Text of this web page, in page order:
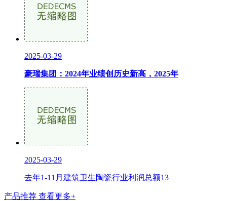
2025-03-29
豪瑞集团：2024年业绩创历史新高，2025年
2025-03-29
去年1-11月建筑卫生陶瓷行业利润总额13
产品推荐 查看更多+